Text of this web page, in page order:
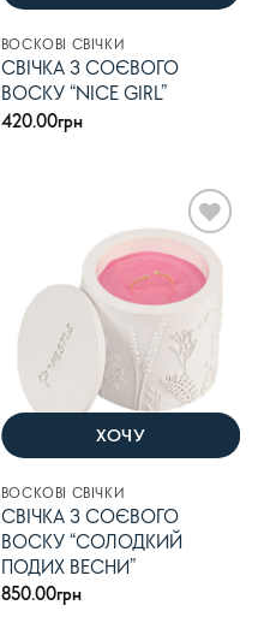
ВОСКОВІ СВІЧКИ
СВІЧКА З СОЄВОГО
ВОСКУ “NICE GIRL”
420.00грн
ХОЧУ
список
бажань
ВОСКОВІ СВІЧКИ
СВІЧКА З СОЄВОГО
ВОСКУ “СОЛОДКИЙ
ПОДИХ ВЕСНИ”
850.00грн